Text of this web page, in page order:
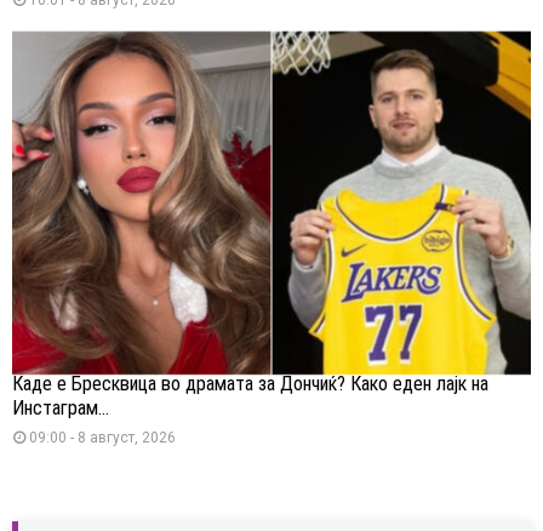
Каде е Бресквица во драмата за Дончиќ? Како еден лајк на
Инстаграм...
09:00 - 8 август, 2026